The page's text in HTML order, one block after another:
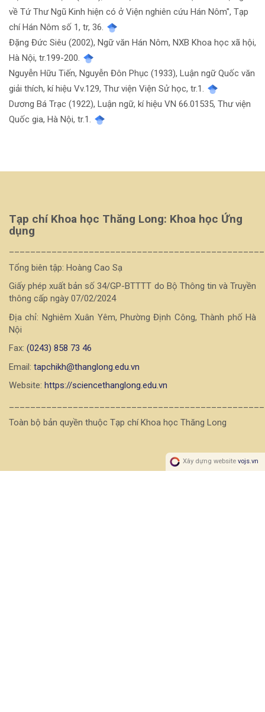
về Tứ Thư Ngũ Kinh hiện có ở Viện nghiên cứu Hán Nôm", Tạp
chí Hán Nôm số 1, tr, 36.
Đặng Đức Siêu (2002), Ngữ văn Hán Nôm, NXB Khoa học xã hội,
Hà Nội, tr.199-200.
Nguyễn Hữu Tiến, Nguyễn Đôn Phục (1933), Luận ngữ Quốc văn
giải thích, kí hiệu Vv.129, Thư viện Viện Sử học, tr.1.
Dương Bá Trạc (1922), Luận ngữ, kí hiệu VN 66.01535, Thư viện
Quốc gia, Hà Nội, tr.1.
Tạp chí Khoa học Thăng Long: Khoa học Ứng
dụng
Tổng biên tập: Hoàng Cao Sạ
Giấy phép xuất bản số 34/GP-BTTTT do Bộ Thông tin và Truyền
thông cấp ngày 07/02/2024
Địa chỉ: Nghiêm Xuân Yêm, Phường Định Công, Thành phố Hà
Nội
Fax: (0243) 858 73 46
Email: tapchikh@thanglong.edu.vn
Website: https://sciencethanglong.edu.vn
Toàn bộ bản quyền thuộc Tạp chí Khoa học Thăng Long